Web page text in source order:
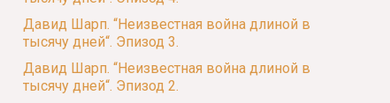
Давид Шарп. “Неизвестная война длиной в
тысячу дней“. Эпизод 3.
Давид Шарп. “Неизвестная война длиной в
тысячу дней“. Эпизод 2.